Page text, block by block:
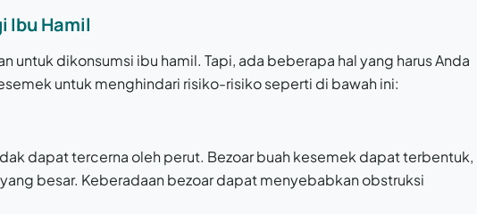
Ibu Hamil
untuk dikonsumsi ibu hamil. Tapi, ada beberapa hal yang harus Anda
untuk menghindari risiko-risiko seperti di bawah ini:
dapat tercerna oleh perut. Bezoar buah kesemek dapat terbentuk,
besar. Keberadaan bezoar dapat menyebabkan obstruksi